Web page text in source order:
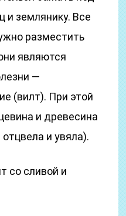
и землянику. Все
разместить
являются
—
(вилт). При этой
и древесина
и увяла).
со сливой и